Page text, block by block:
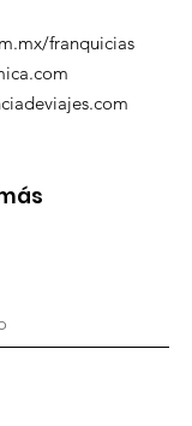
franquicias